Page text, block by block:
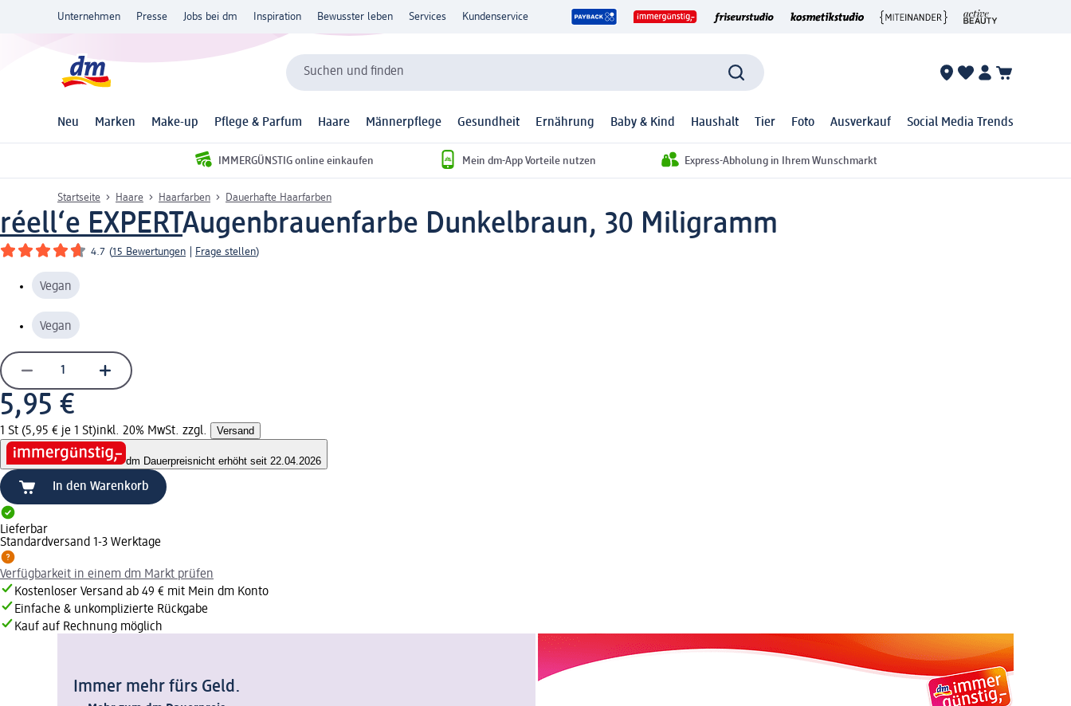
Unternehmen Presse Jobs bei dm Inspiration Bewusster leben Services Kundenservice
Suchen und finden
Neu Marken Make-up Pflege & Parfum Haare Männerpflege Gesundheit Ernährung Baby & Kind Haushalt Tier Foto Ausverkauf Social Media Trends
IMMERGÜNSTIG online einkaufen Mein dm-App Vorteile nutzen Express-Abholung in Ihrem Wunschmarkt
Startseite Haare Haarfarben Dauerhafte Haarfarben
réell‘e EXPERTAugenbrauenfarbe Dunkelbraun, 30 Miligramm
4.7 (15 Bewertungen Frage stellen)
Vegan
Vegan
5,95 €
1 St (5,95 € je 1 St)inkl. 20% MwSt. zzgl. Versand
dm Dauerpreisnicht erhöht seit 22.04.2026
In den Warenkorb
Lieferbar
Standardversand 1-3 Werktage
Verfügbarkeit in einem dm Markt prüfen
Kostenloser Versand ab 49 € mit Mein dm Konto
Einfache & unkomplizierte Rückgabe
Kauf auf Rechnung möglich
Immer mehr fürs Geld.